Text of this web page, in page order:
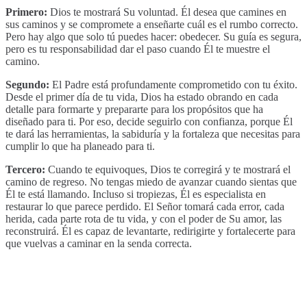
Primero: Dios te mostrará Su voluntad. Él desea que camines en
sus caminos y se compromete a enseñarte cuál es el rumbo correcto.
Pero hay algo que solo tú puedes hacer: obedecer. Su guía es segura,
pero es tu responsabilidad dar el paso cuando Él te muestre el
camino.
Segundo: El Padre está profundamente comprometido con tu éxito.
Desde el primer día de tu vida, Dios ha estado obrando en cada
detalle para formarte y prepararte para los propósitos que ha
diseñado para ti. Por eso, decide seguirlo con confianza, porque Él
te dará las herramientas, la sabiduría y la fortaleza que necesitas para
cumplir lo que ha planeado para ti.
Tercero: Cuando te equivoques, Dios te corregirá y te mostrará el
camino de regreso. No tengas miedo de avanzar cuando sientas que
Él te está llamando. Incluso si tropiezas, Él es especialista en
restaurar lo que parece perdido. El Señor tomará cada error, cada
herida, cada parte rota de tu vida, y con el poder de Su amor, las
reconstruirá. Él es capaz de levantarte, redirigirte y fortalecerte para
que vuelvas a caminar en la senda correcta.